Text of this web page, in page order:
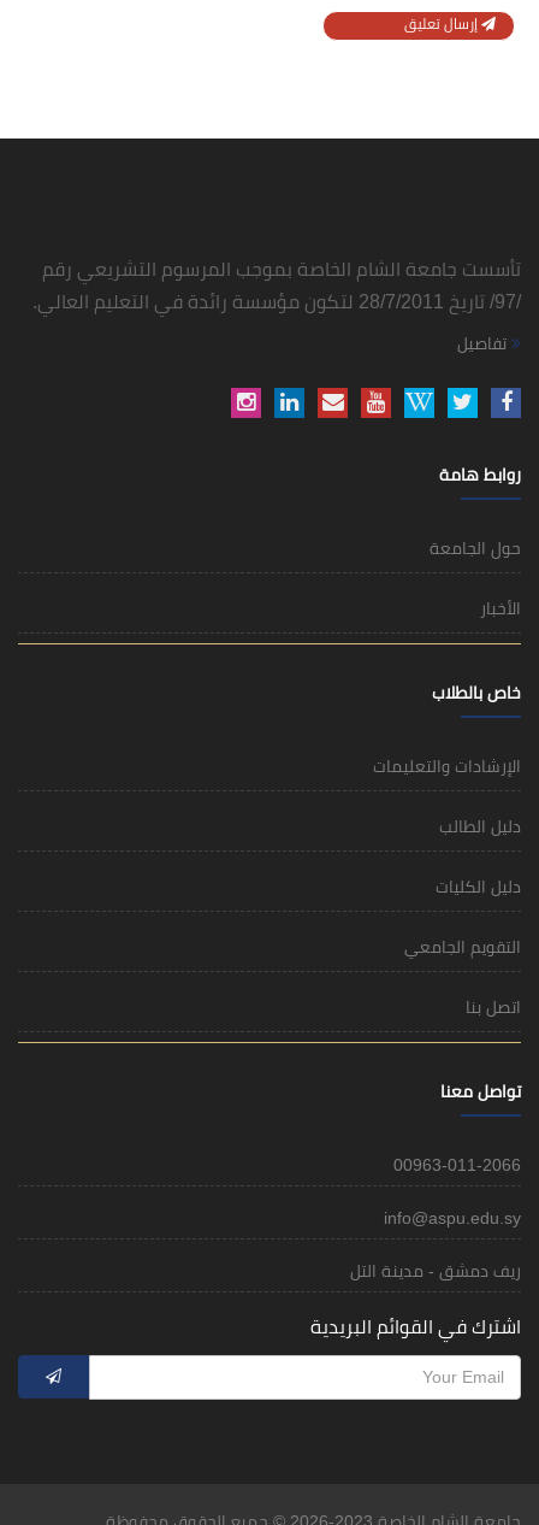
إرسال تعليق
تأسست جامعة الشام الخاصة بموجب المرسوم التشريعي رقم
/97/ تاريخ 28/7/2011 لتكون مؤسسة رائدة في التعليم العالي.
تفاصيل
روابط هامة
حول الجامعة
الأخبار
خاص بالطلاب
الإرشادات والتعليمات
دليل الطالب
دليل الكليات
التقويم الجامعي
اتصل بنا
تواصل معنا
00963-011-2066
info@aspu.edu.sy
ريف دمشق - مدينة التل
اشترك في القوائم البريدية